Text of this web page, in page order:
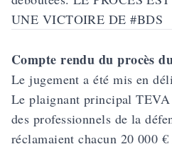
UNE VICTOIRE DE #BDS
Compte rendu du procès
Le jugement a été mis en
Le plaignant principal
des professionnels de la
réclamaient chacun 20 000